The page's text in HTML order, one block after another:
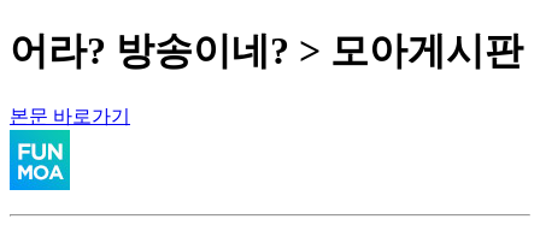
어라? 방송이네? > 모아게시판
본문 바로가기